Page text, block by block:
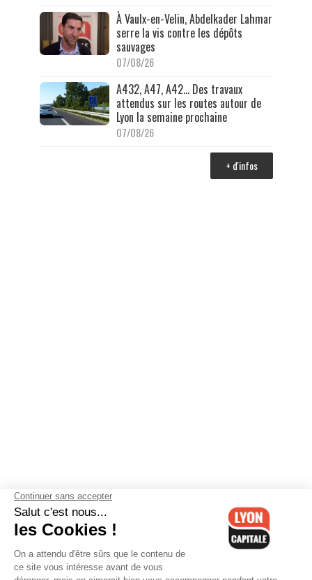
À Vaulx-en-Velin, Abdelkader Lahmar
serre la vis contre les dépôts
sauvages
07/08/26
A432, A47, A42… Des travaux
attendus sur les routes autour de
Lyon la semaine prochaine
07/08/26
+ d'infos